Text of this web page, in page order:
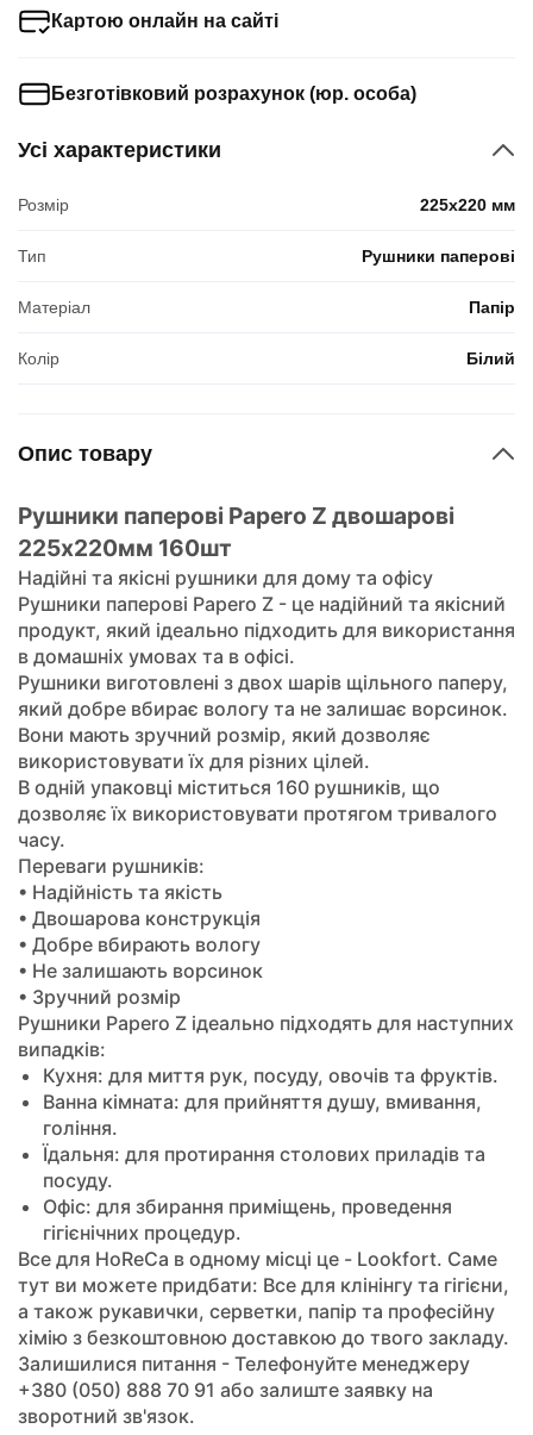
Усі характеристики
Розмір 225x220 мм
Тип Рушники паперові
Матеріал Папір
Колір Білий
Опис товару
Рушники паперові Papero Z двошарові
225х220мм 160шт
Надійні та якісні рушники для дому та офісу
Рушники паперові Papero Z - це надійний та якісний
продукт, який ідеально підходить для використання
в домашніх умовах та в офісі.
Рушники виготовлені з двох шарів щільного паперу,
який добре вбирає вологу та не залишає ворсинок.
Вони мають зручний розмір, який дозволяє
використовувати їх для різних цілей.
В одній упаковці міститься 160 рушників, що
дозволяє їх використовувати протягом тривалого
часу.
Переваги рушників:
• Надійність та якість
• Двошарова конструкція
• Добре вбирають вологу
• Не залишають ворсинок
• Зручний розмір
Рушники Papero Z ідеально підходять для наступних
випадків:
Кухня: для миття рук, посуду, овочів та фруктів.
Ванна кімната: для прийняття душу, вмивання,
гоління.
Їдальня: для протирання столових приладів та
посуду.
Офіс: для збирання приміщень, проведення
гігієнічних процедур.
Все для HoReCa в одному місці це - Lookfort. Саме
тут ви можете придбати: Все для клінінгу та гігієни,
а також рукавички, серветки, папір та професійну
хімію з безкоштовною доставкою до твого закладу.
Залишилися питання - Телефонуйте менеджеру
+380 (050) 888 70 91 або залиште заявку на
зворотний зв'язок.
Картою онлайн на сайті
Безготівковий розрахунок (юр. особа)